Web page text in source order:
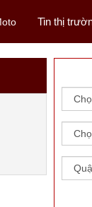
Tin thị